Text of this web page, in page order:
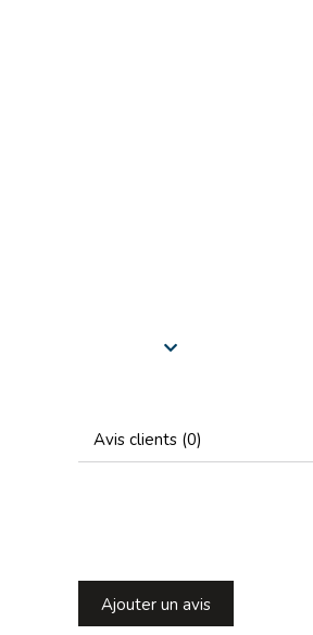
Avis clients (0)
Ajouter un avis